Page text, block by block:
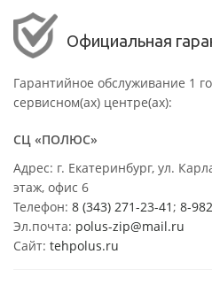
Официальная
Гарантийное обслуживание 1
сервисном(ах) центре(ах):
СЦ «ПОЛЮС»
Адрес: г. Екатеринбург, ул.
этаж, офис 6
Телефон: 8 (343) 271-23-41 ; 8-
Эл.почта: polus-zip@mail.ru
Сайт: tehpolus.ru